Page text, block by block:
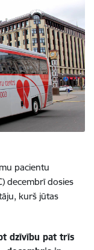
pacientu
decembrī dosies
kurš jūtas
dzīvību pat trīs